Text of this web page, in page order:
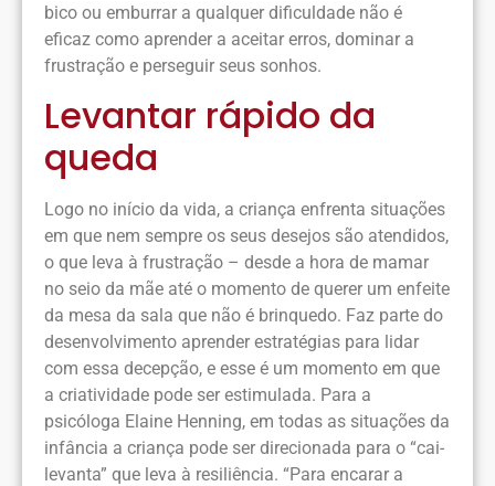
bico ou emburrar a qualquer dificuldade não é
eficaz como aprender a aceitar erros, dominar a
frustração e perseguir seus sonhos.
Levantar rápido da
queda
Logo no início da vida, a criança enfrenta situações
em que nem sempre os seus desejos são atendidos,
o que leva à frustração – desde a hora de mamar
no seio da mãe até o momento de querer um enfeite
da mesa da sala que não é brinquedo. Faz parte do
desenvolvimento aprender estratégias para lidar
com essa decepção, e esse é um momento em que
a criatividade pode ser estimulada. Para a
psicóloga Elaine Henning, em todas as situações da
infância a criança pode ser direcionada para o “cai-
levanta” que leva à resiliência. “Para encarar a